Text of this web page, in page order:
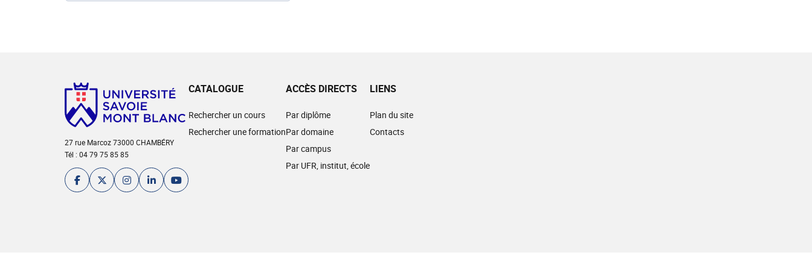
27 rue Marcoz 73000 CHAMBÉRY
Tél : 04 79 75 85 85
CATALOGUE
Rechercher un cours
Rechercher une formation
ACCÈS DIRECTS
Par diplôme
Par domaine
Par campus
Par UFR, institut, école
LIENS
Plan du site
Contacts